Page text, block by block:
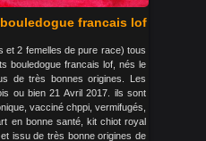
francais lof
et 2 femelles de pure race) tous
bouledogue francais lof, nés le
de très bonnes origines. Les
ou bien 21 Avril 2017. ils sont
vacciné chppi, vermifugés,
en bonne santé, kit chiot royal
issu de très bonne origines de